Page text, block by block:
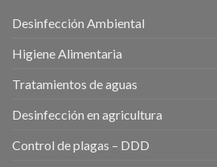
Desinfección Ambiental
Higiene Alimentaria
Tratamientos de aguas
Desinfección en agricultura
Control de plagas – DDD